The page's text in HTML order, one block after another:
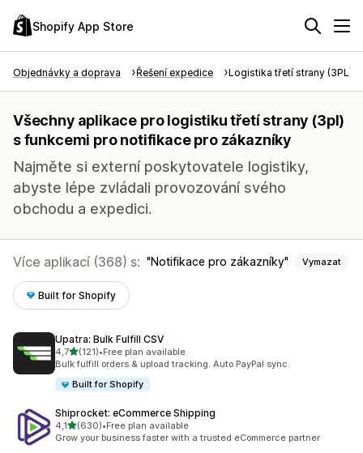
Shopify App Store
Objednávky a doprava Řešení expedice Logistika třetí strany (3PL)
Všechny aplikace pro logistiku třetí strany (3pl)
s funkcemi pro notifikace pro zákazníky
Najměte si externí poskytovatele logistiky,
abyste lépe zvládali provozování svého
obchodu a expedici.
Více aplikací (368) s: Notifikace pro zákazníky Vymazat
Built for Shopify
Upatra: Bulk Fulfill CSV
4,7z 5 hvězd
(121)
Celkový počet recenzí: 121
•Free plan available
Bulk fulfill orders & upload tracking. Auto PayPal sync.
Built for Shopify
Shiprocket: eCommerce Shipping
4,1z 5 hvězd
(630)
Celkový počet recenzí: 630
•Free plan available
Grow your business faster with a trusted eCommerce partner